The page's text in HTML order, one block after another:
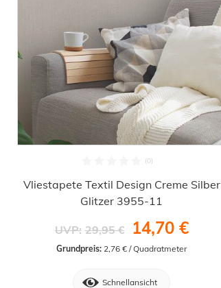
Vliestapete Textil Design Creme Silber
Glitzer 3955-11
UVP: 29,95 € 14,70 €
Grundpreis: 2,76 € / Quadratmeter
Schnellansicht